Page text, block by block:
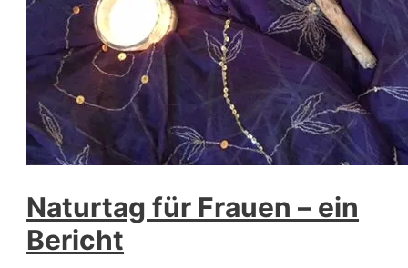
Naturtag für Frauen – ein
Bericht